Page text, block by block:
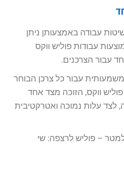
עבודה באמצעותן ניתן
עבודות פוליש ווקס
עבור הצרכנים.
עבור כל צרכן הבוחר
ווקס, הזוכה מצד אחד
לצד עלות נמוכה ואטרקטיבית
החל מ-7 ש"ח למטר – פוליש לרצפה: שי